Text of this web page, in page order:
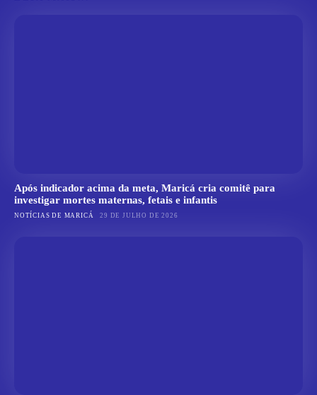
Após indicador acima da meta, Maricá cria comitê para
investigar mortes maternas, fetais e infantis
NOTÍCIAS DE MARICÁ 29 DE JULHO DE 2026